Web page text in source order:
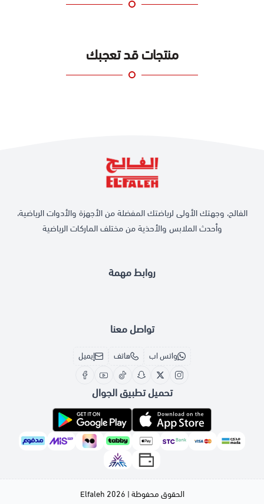
منتجات قد تعجبك
روابط مهمة
الفالح، وجهتك الأولى لرياضتك المفضلة من الأجهزة والأدوات الرياضية،
وأحدث الملابس والأحذية من مختلف الماركات الرياضية
تواصل معنا
واتس اب هاتف إيميل
تحميل تطبيق الجوال
الحقوق محفوظة | 2026 Elfaleh